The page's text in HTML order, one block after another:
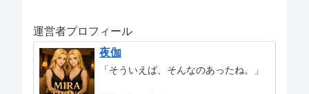
運営者プロフィール
夜伽
「そういえば、そんなのあったね。」